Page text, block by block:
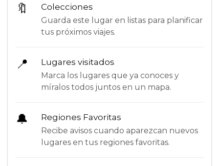
🔖 Colecciones
Guarda este lugar en listas para planificar
tus próximos viajes.
📍 Lugares visitados
Marca los lugares que ya conoces y
míralos todos juntos en un mapa.
🔔 Regiones Favoritas
Recibe avisos cuando aparezcan nuevos
lugares en tus regiones favoritas.